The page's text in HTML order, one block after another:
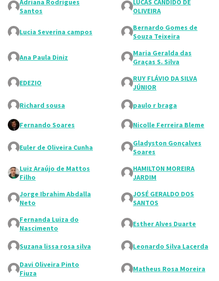
Adriana Rodrigues
Santos
LUCAS CANDIDO DE
OLIVEIRA
Lucia Severina campos
Bernardo Gomes de
Souza Teixeira
Ana Paula Diniz
Maria Geralda das
Graças S. Silva
EDEZIO
RUY FLÁVIO DA SILVA
JÚNIOR
Richard sousa paulo r braga
Fernando Soares Nicolle Ferreira Bleme
Euler de Oliveira Cunha
Gladyston Gonçalves
Soares
Luiz Araújo de Mattos
Filho
HAMILTON MOREIRA
JARDIM
Jorge Ibrahim Abdalla
Neto
JOSÉ GERALDO DOS
SANTOS
Fernanda Luiza do
Nascimento
Esther Alves Duarte
Suzana lissa rosa silva Leonardo Silva Lacerda
Davi Oliveira Pinto
Fiuza
Matheus Rosa Moreira